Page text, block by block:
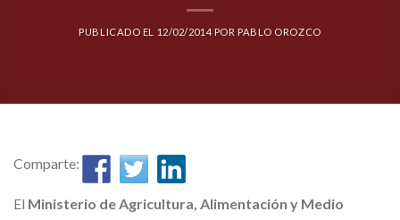
PUBLICADO EL 12/02/2014POR PABLO OROZCO
Comparte:
El Ministerio de Agricultura, Alimentación y Medio